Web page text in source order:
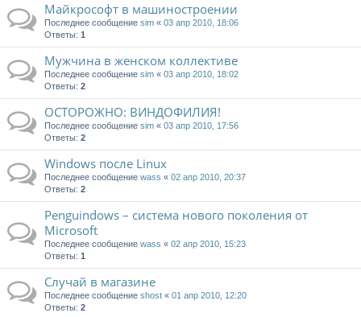
Майкрософт в машиностроении
Последнее сообщение sim « 03 апр 2010, 18:06
Ответы: 1
Мужчина в женском коллективе
Последнее сообщение sim « 03 апр 2010, 18:02
Ответы: 2
ОСТОРОЖНО: ВИНДОФИЛИЯ!
Последнее сообщение sim « 03 апр 2010, 17:56
Ответы: 2
Windows после Linux
Последнее сообщение wass « 02 апр 2010, 20:37
Ответы: 2
Penguindows – система нового поколения от
Microsoft
Последнее сообщение wass « 02 апр 2010, 15:23
Ответы: 1
Случай в магазине
Последнее сообщение shost « 01 апр 2010, 12:20
Ответы: 2